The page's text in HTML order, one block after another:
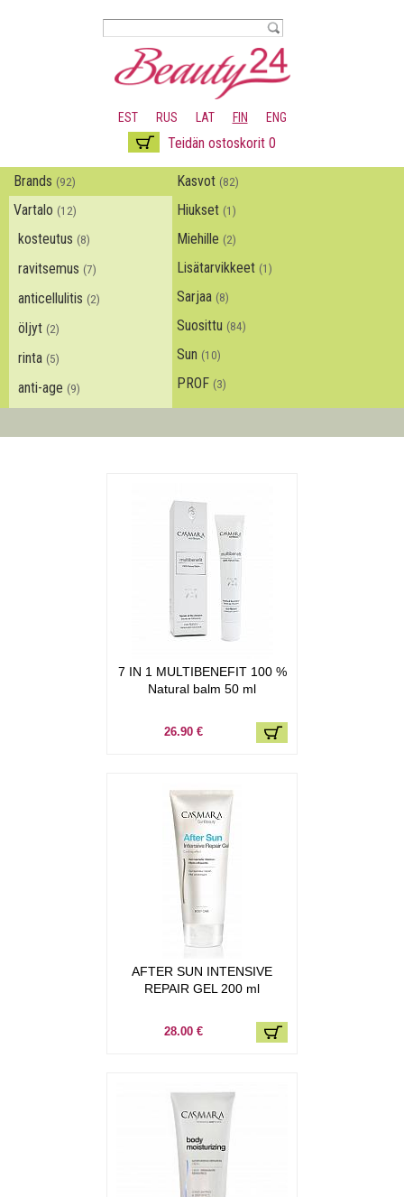
pääsisältöön
EST RUS LAT FIN ENG
Teidän ostoskorit 0
Brands (92) Kasvot (82)
Vartalo (12)
kosteutus (8)
ravitsemus (7)
anticellulitis (2)
öljyt (2)
rinta (5)
anti-age (9)
Hiukset (1)
Miehille (2)
Lisätarvikkeet (1)
Sarjaa (8)
Suosittu (84)
Sun (10)
PROF (3)
7 IN 1 MULTIBENEFIT 100 %
Natural balm 50 ml
26.90 €
AFTER SUN INTENSIVE
REPAIR GEL 200 ml
28.00 €